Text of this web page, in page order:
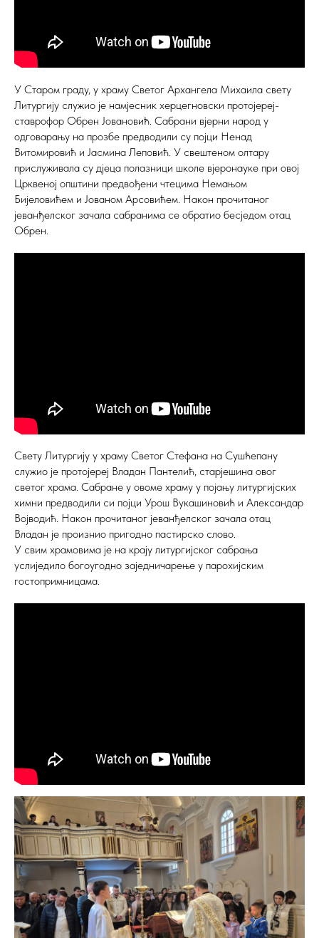
У Старом граду, у храму Светог Архангела Михаила свету
Литургију служио је намјесник херцегновски протојереј-
ставрофор Обрен Јовановић. Сабрани вјерни народ у
одговарању на прозбе предводили су појци Ненад
Витомировић и Јасмина Леповић. У свештеном олтару
прислуживала су дјеца полазници школе вјеронауке при овој
Црквеној општини предвођени чтецима Немањом
Бијеловићем и Јованом Арсовићем. Након прочитаног
јеванђелског зачала сабранима се обратио бесједом отац
Обрен.
Свету Литургију у храму Светог Стефана на Сушћепану
служио је протојереј Владан Пантелић, старјешина овог
светог храма. Сабране у овоме храму у појању литургијских
химни предводили си појци Урош Вукашиновић и Александар
Војводић. Након прочитаног јеванђелског зачала отац
Владан је произнио пригодно пастирско слово.
У свим храмовима је на крају литургијског сабрања
услиједило богоугодно заједничарење у парохијским
гостопримницама.